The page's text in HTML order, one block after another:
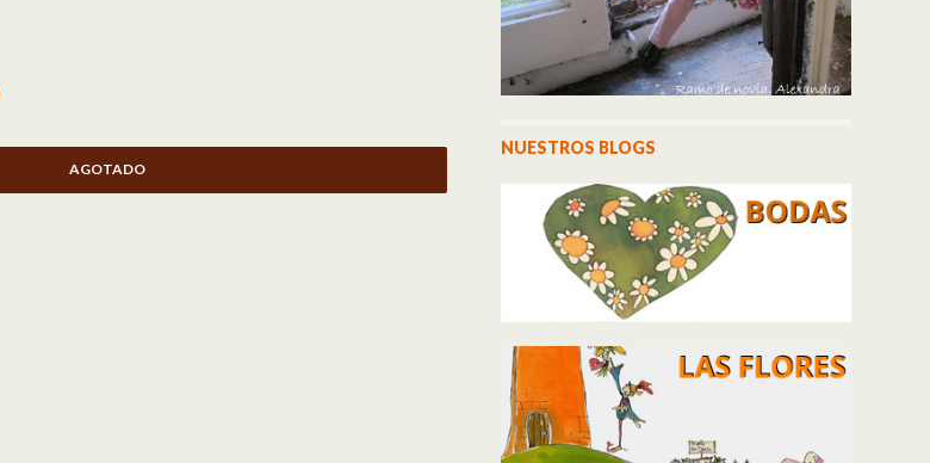
AGOTADO
NUESTROS BLOGS